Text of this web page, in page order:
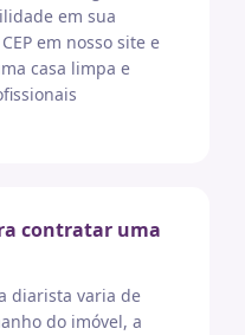
em sua
em nosso site e
casa limpa e
contratar uma
diarista varia de
do imóvel, a